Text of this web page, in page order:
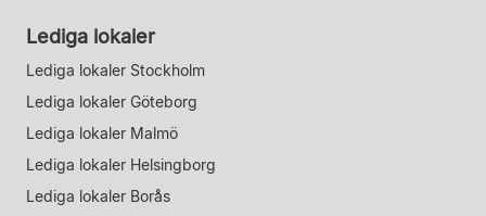
Lediga lokaler
Lediga lokaler Stockholm
Lediga lokaler Göteborg
Lediga lokaler Malmö
Lediga lokaler Helsingborg
Lediga lokaler Borås